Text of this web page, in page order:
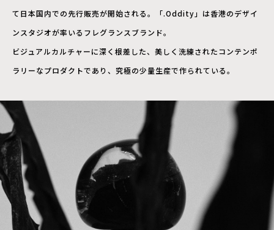
て日本国内での先行販売が開始される。「.Oddity」は香港のデザイ
ンスタジオが率いるフレグランスブランド。
ビジュアルカルチャーに深く根差した、美しく洗練されたコンテンポ
ラリーなプロダクトであり、究極の少量生産で作られている。